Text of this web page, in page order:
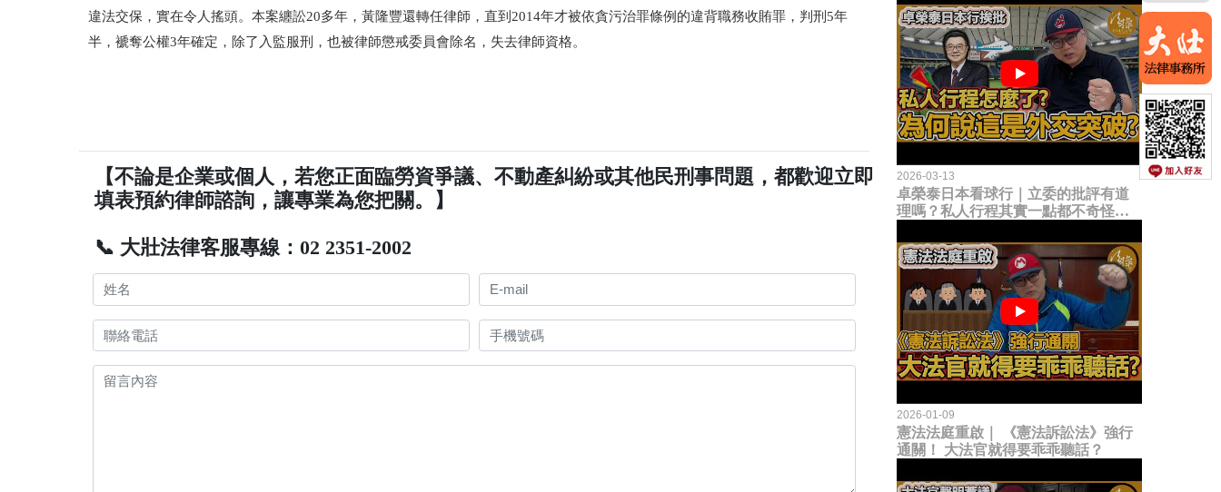
違法交保，實在令人搖頭。本案纏訟20多年，黃隆豐還轉任律師，直到2014年才被依貪污治罪條例的違背職務收賄罪，判刑5年
半，褫奪公權3年確定，除了入監服刑，也被律師懲戒委員會除名，失去律師資格。
【不論是企業或個人，若您正面臨勞資爭議、不動產糾紛或其他民刑事問題，都歡迎立即
填表預約律師諮詢，讓專業為您把關。】
📞 大壯法律客服專線：02 2351-2002
2026-03-13
卓榮泰日本看球行｜立委的批評有道
理嗎？私人行程其實一點都不奇怪？
2026-01-09
憲法法庭重啟｜ 《憲法訴訟法》強行
通關！ 大法官就得要乖乖聽話？